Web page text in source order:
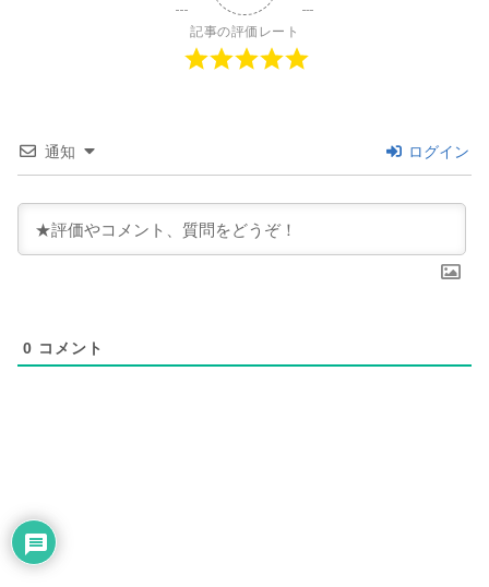
記事の評価レート
通知 ログイン
0 コメント